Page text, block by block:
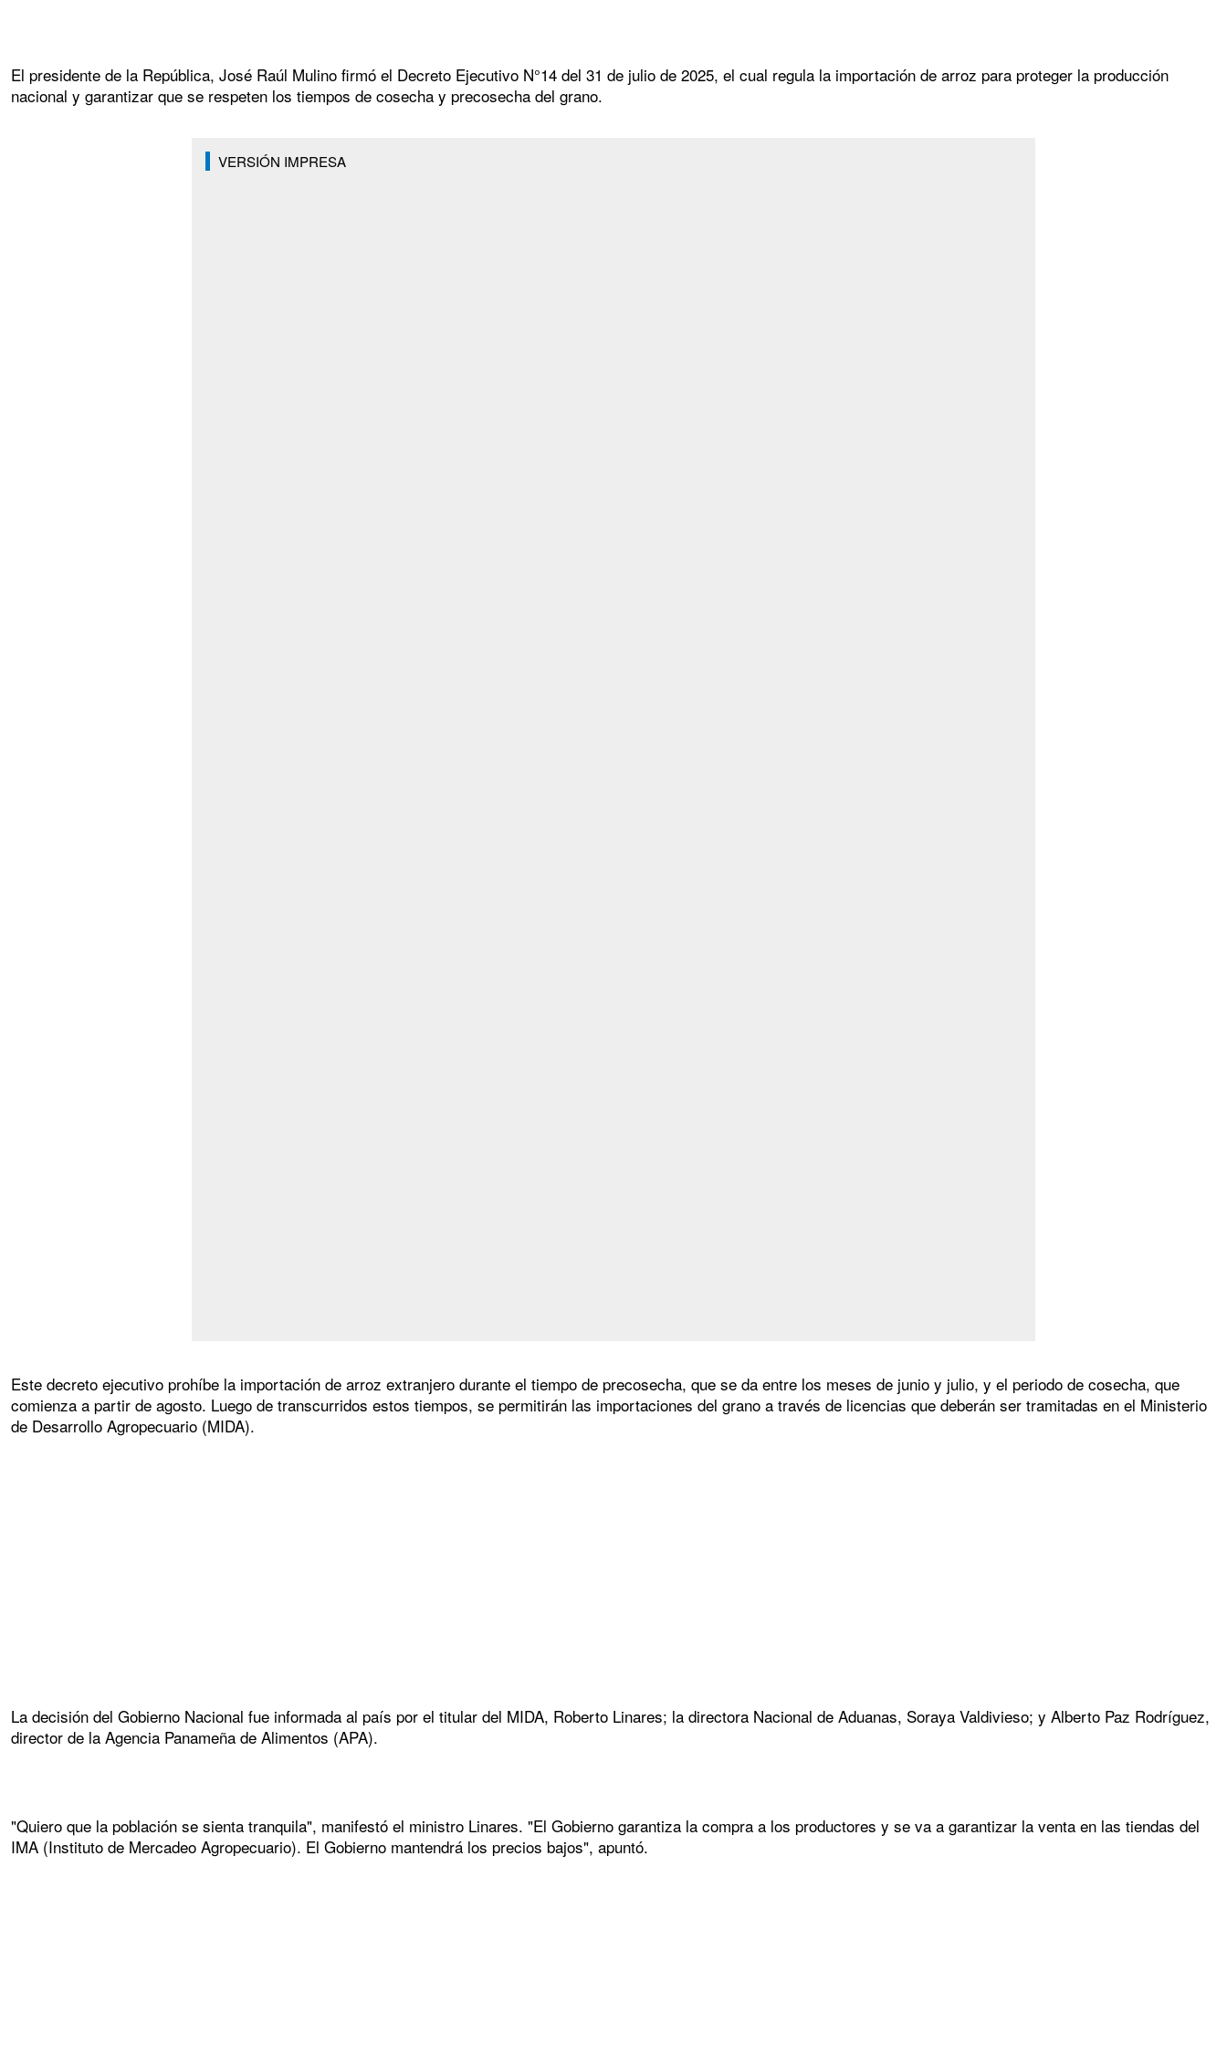
El presidente de la República, José Raúl Mulino firmó el Decreto Ejecutivo N°14 del 31 de julio de 2025, el cual regula la importación de arroz para proteger la producción
nacional y garantizar que se respeten los tiempos de cosecha y precosecha del grano.
VERSIÓN IMPRESA
Este decreto ejecutivo prohíbe la importación de arroz extranjero durante el tiempo de precosecha, que se da entre los meses de junio y julio, y el periodo de cosecha, que
comienza a partir de agosto. Luego de transcurridos estos tiempos, se permitirán las importaciones del grano a través de licencias que deberán ser tramitadas en el Ministerio
de Desarrollo Agropecuario (MIDA).
La decisión del Gobierno Nacional fue informada al país por el titular del MIDA, Roberto Linares; la directora Nacional de Aduanas, Soraya Valdivieso; y Alberto Paz Rodríguez,
director de la Agencia Panameña de Alimentos (APA).
"Quiero que la población se sienta tranquila", manifestó el ministro Linares. "El Gobierno garantiza la compra a los productores y se va a garantizar la venta en las tiendas del
IMA (Instituto de Mercadeo Agropecuario). El Gobierno mantendrá los precios bajos", apuntó.